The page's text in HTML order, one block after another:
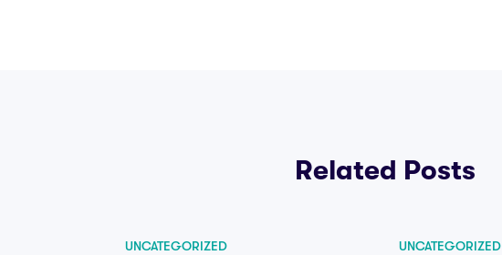
Related Posts
UNCATEGORIZED UNCATEGORIZED